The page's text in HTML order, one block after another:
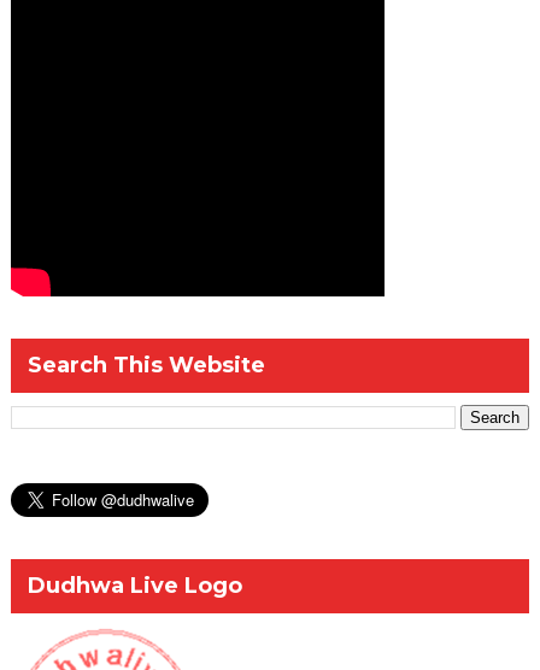
Search This Website
Dudhwa Live Logo